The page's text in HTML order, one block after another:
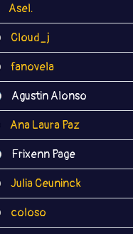
Asel.
Cloud_j
fanovela
Agustin Alonso
Ana Laura Paz
Frixenn Page
Julia Ceuninck
coloso